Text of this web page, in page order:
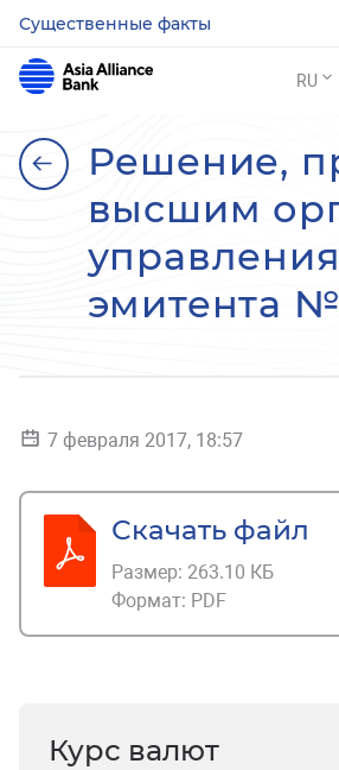
Существенные факты
RU
Решение,
высшим
управления
эмитента
7 февраля 2017, 18:57
Скачать файл
Размер: 263.10 КБ
Формат: PDF
Курс валют